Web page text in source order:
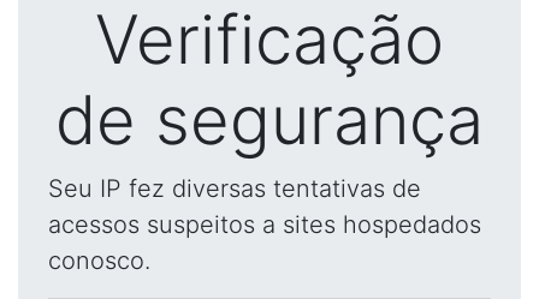
Verificação
de segurança
Seu IP fez diversas tentativas de
acessos suspeitos a sites hospedados
conosco.